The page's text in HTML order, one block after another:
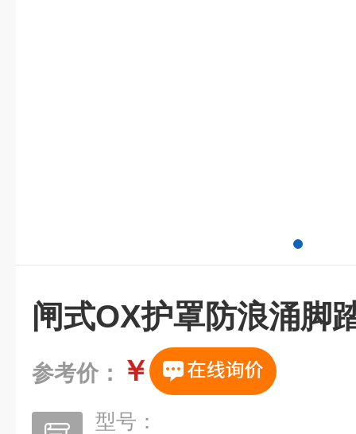
闸式OX护罩防浪涌脚
参考价： ￥
型号：